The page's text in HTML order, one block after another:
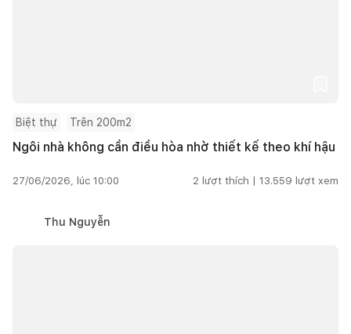
Biệt thự Trên 200m2
Ngôi nhà không cần điều hòa nhờ thiết kế theo khí hậu
27/06/2026, lúc 10:00 2 lượt thích | 13.559 lượt xem
Thu Nguyễn